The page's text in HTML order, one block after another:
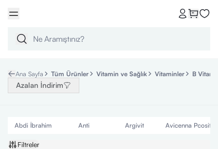
Ana Sayfa Tüm Ürünler Vitamin ve Sağlık Vitaminler B
Azalan İndirim
Abdi İbrahim Anti Argivit Avicenna Pcositol
Filtreler